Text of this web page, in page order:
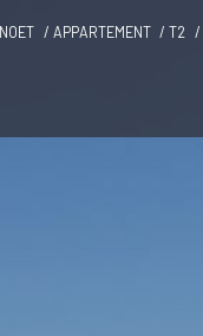
APPARTEMENT T2